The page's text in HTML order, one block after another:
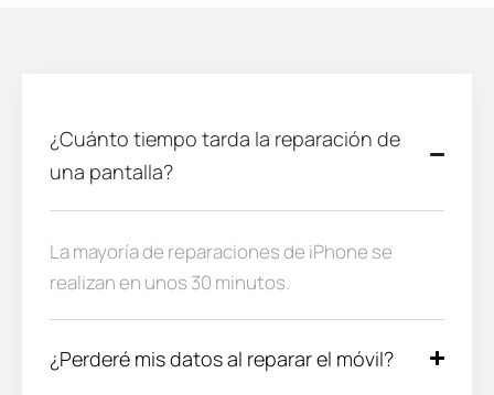
¿Cuánto tiempo tarda la reparación de
una pantalla?
La mayoría de reparaciones de iPhone se
realizan en unos 30 minutos.
¿Perderé mis datos al reparar el móvil?